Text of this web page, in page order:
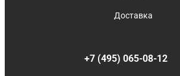
Доставка
+7 (495) 065-08-12